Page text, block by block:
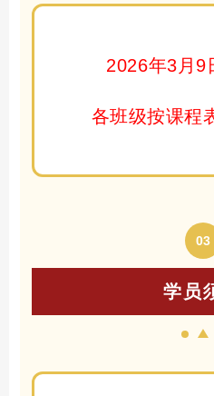
2026年3 月 9
各班级按课程
03
学员